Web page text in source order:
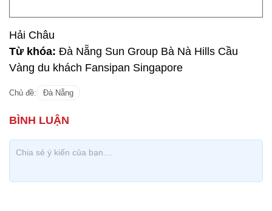
Hải Châu
Từ khóa: Đà Nẵng Sun Group Bà Nà Hills Cầu
Vàng du khách Fansipan Singapore
Chủ đề: Đà Nẵng